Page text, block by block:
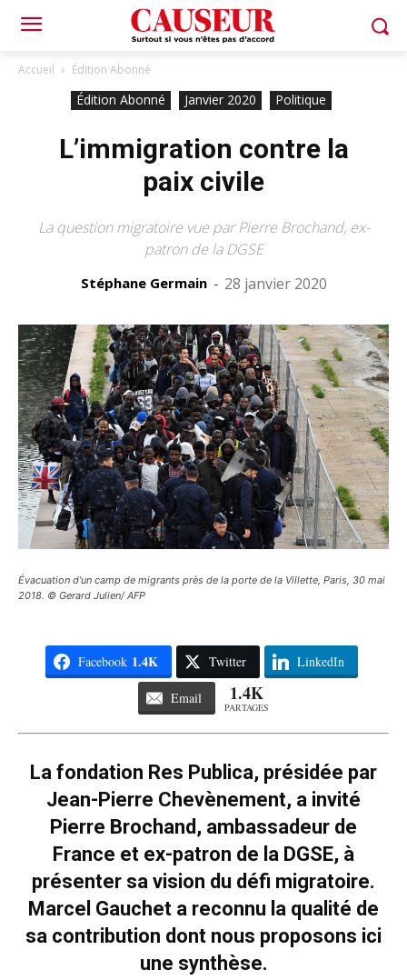
Accueil Édition Abonné
Édition Abonné Janvier 2020 Politique
L’immigration contre la
paix civile
La question migratoire vue par Pierre Brochand, ex-
patron de la DGSE
Stéphane Germain - 28 janvier 2020
Évacuation d'un camp de migrants près de la porte de la Villette, Paris, 30 mai
2018. © Gerard Julien/ AFP
Facebook 1.4K Twitter LinkedIn
Email 1.4K
PARTAGES
La fondation Res Publica, présidée par
Jean-Pierre Chevènement, a invité
Pierre Brochand, ambassadeur de
France et ex-patron de la DGSE, à
présenter sa vision du défi migratoire.
Marcel Gauchet a reconnu la qualité de
sa contribution dont nous proposons ici
une synthèse.